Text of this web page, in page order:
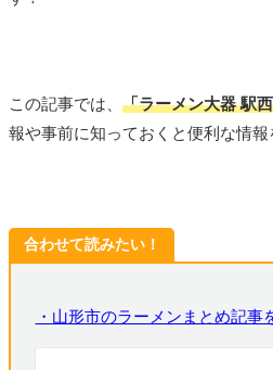
この記事では、 「ラーメン大器 駅
報や事前に知っておくと便利な情報
合わせて読みたい！
・山形市のラーメンまとめ記事